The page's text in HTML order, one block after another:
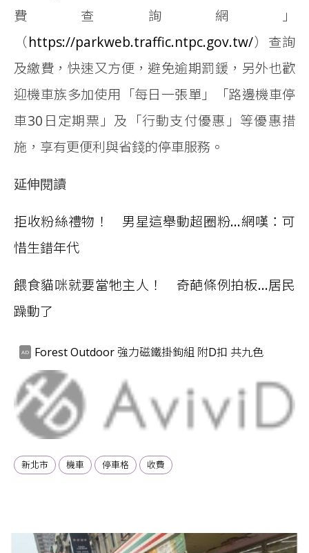
費查詢網」
（https://parkweb.traffic.ntpc.gov.tw/）查詢
及繳費，快速又方便，避免逾期罰鍰，另外也歡
迎機車族多加使用「每日一張單」「路邊機車停
車30日定期票」及「行動支付優惠」等優惠措
施，享有更便利與省錢的停車服務。
延伸閱讀
拒收粉絲禮物！ 男星這舉動超圈粉...網嘆：可
惜生錯年代
餵食貓咪就要當牠主人！ 奇葩條例拍板...居民
躁動了
Forest Outdoor 強力磁鐵掛鉤組 附D扣 共九色
新北市 機車 停車格 收費